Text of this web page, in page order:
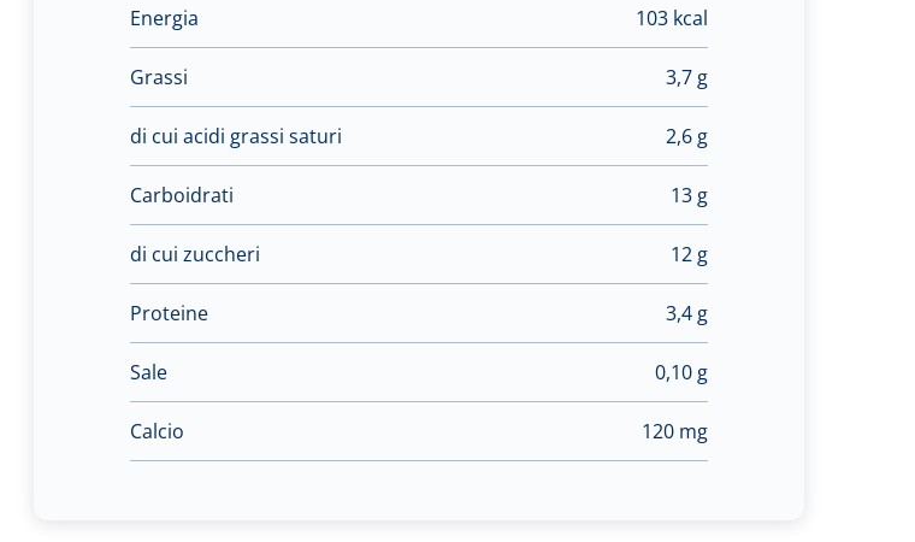
Energia 103 kcal
Grassi 3,7 g
di cui acidi grassi saturi 2,6 g
Carboidrati 13 g
di cui zuccheri 12 g
Proteine 3,4 g
Sale 0,10 g
Calcio 120 mg